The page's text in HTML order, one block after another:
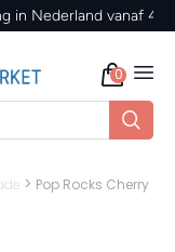
vanaf 40,-
0
> Pop Rocks Cherry